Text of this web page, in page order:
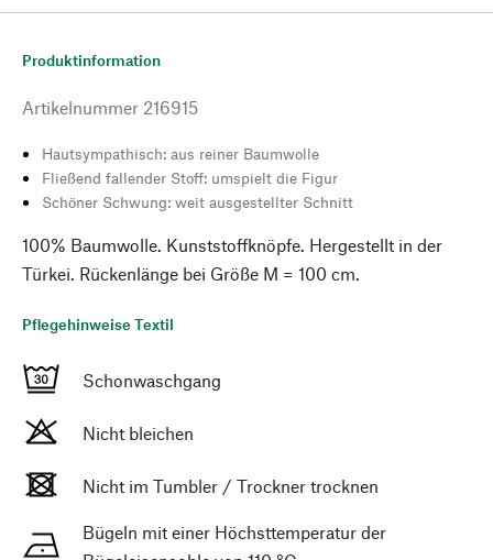
Produktinformation
Artikelnummer 216915
Hautsympathisch: aus reiner Baumwolle
Fließend fallender Stoff: umspielt die Figur
Schöner Schwung: weit ausgestellter Schnitt
100% Baumwolle. Kunststoffknöpfe. Hergestellt in der
Türkei. Rückenlänge bei Größe M = 100 cm.
Pflegehinweise Textil
Schonwaschgang
Nicht bleichen
Nicht im Tumbler / Trockner trocknen
Bügeln mit einer Höchsttemperatur der